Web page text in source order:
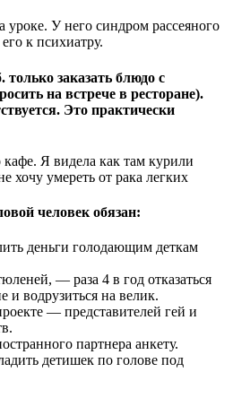
У него синдром рассеяного
к психиатру.
заказать блюдо с
на встрече в ресторане).
Это практически
Я видела как там курили
умереть от рака легких
человек обязан:
деньги голодающим деткам
— раза 4 в год отказаться
водрузиться на велик.
— представителей гей и
партнера анкету.
детишек по голове под